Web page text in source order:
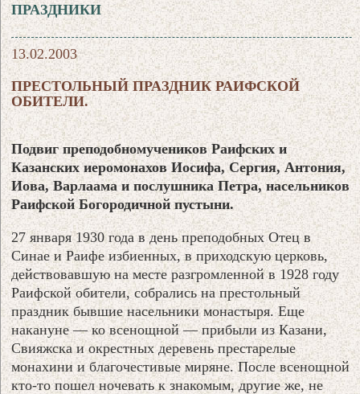
ПРАЗДНИКИ
13.02.2003
ПРЕСТОЛЬНЫЙ ПРАЗДНИК РАИФСКОЙ
ОБИТЕЛИ.
Подвиг преподобномучеников Раифских и
Казанских иеромонахов Иосифа, Сергия, Антония,
Иова, Варлаама и послушника Петра, насельников
Раифской Богородичной пустыни.
27 января 1930 года в день преподобных Отец в
Синае и Раифе избиенных, в приходскую церковь,
действовавшую на месте разгромленной в 1928 году
Раифской обители, собрались на престольный
праздник бывшие насельники монастыря. Еще
накануне — ко всенощной — прибыли из Казани,
Свияжска и окрестных деревень престарелые
монахини и благочестивые миряне. После всенощной
кто-то пошел ночевать к знакомым, другие же, не